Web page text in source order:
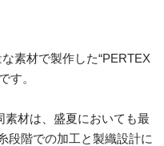
素材で製作した“PERTEX
す。
素材は、盛夏においても最
段階での加工と製織設計に